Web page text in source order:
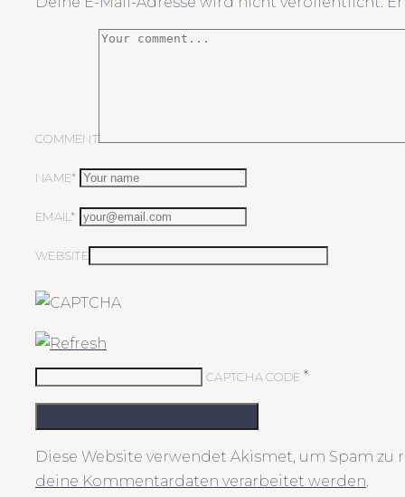
COMMENT
NAME*
EMAIL*
WEBSITE
CAPTCHA CODE *
Diese Website verwendet Akismet, um Spam zu
deine Kommentardaten verarbeitet werden.